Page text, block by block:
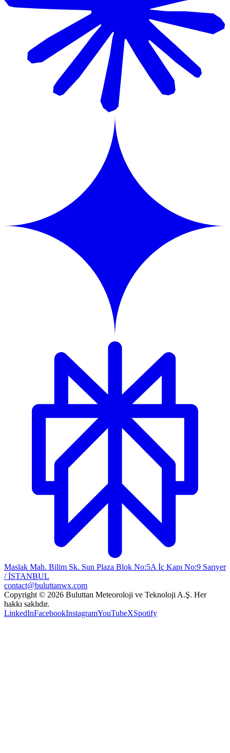
Maslak Mah. Bilim Sk. Sun Plaza Blok No:5A İç Kapı No:9 Sarıyer
/ İSTANBUL
contact@buluttanwx.com
Copyright © 2026 Buluttan Meteoroloji ve Teknoloji A.Ş. Her
hakkı saklıdır.
LinkedInFacebookInstagramYouTubeXSpotify